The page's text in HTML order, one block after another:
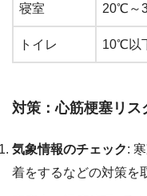
寝室 20℃～
トイレ 10℃以
対策：心筋梗塞リス
気象情報のチェック:
着をするなどの対策を